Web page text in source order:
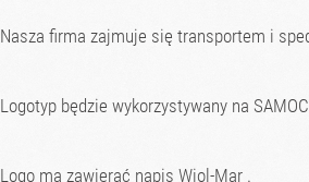
Nasza firma zajmuje się transportem i
Logotyp będzie wykorzystywany na
Logo ma zawierać napis Wiol-Mar .